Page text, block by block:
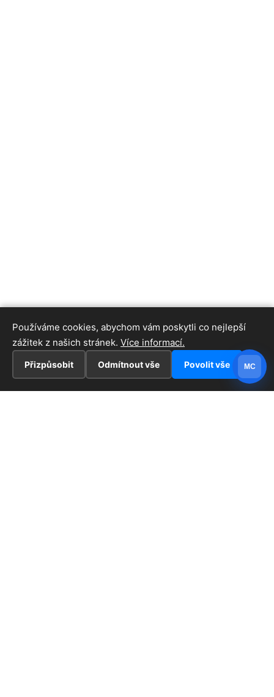
Používáme cookies, abychom vám poskytli co nejlepší
zážitek z našich stránek. Více informací.
Přizpůsobit Odmítnout vše Povolit vše MC